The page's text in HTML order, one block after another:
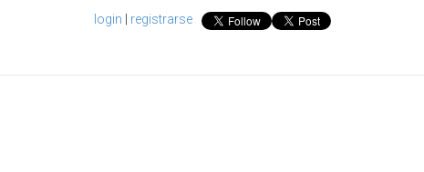
login registrarse